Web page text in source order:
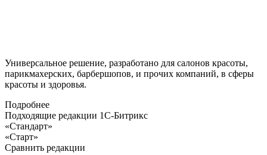
Универсальное решение, разработано для салонов красоты,
парикмахерских, барбершопов, и прочих компаний, в сферы
красоты и здоровья.
Подробнее
Подходящие редакции 1С-Битрикс
«Стандарт»
«Старт»
Сравнить редакции